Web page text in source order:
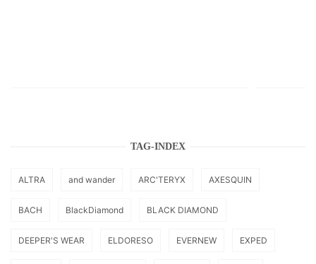
TAG-INDEX
ALTRA and wander ARC'TERYX AXESQUIN
BACH BlackDiamond BLACK DIAMOND
DEEPER'S WEAR ELDORESO EVERNEW EXPED